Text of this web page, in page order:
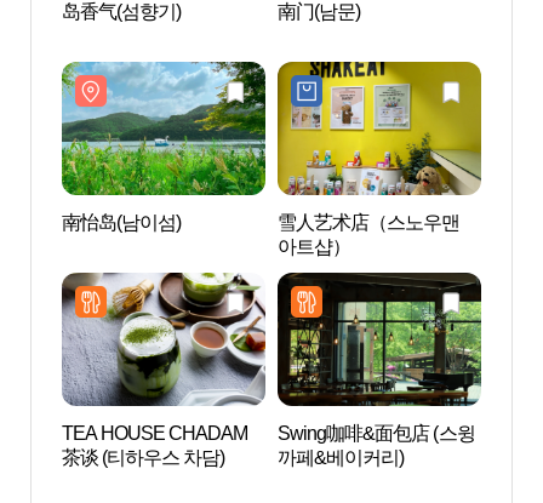
岛香气(섬향기) 南门(남문)
南怡岛(남이섬)
雪人艺术店（스노우맨
아트샵）
TEA HOUSE CHADAM
茶谈 (티하우스 차담)
Swing咖啡&面包店 (스윙
까페&베이커리)